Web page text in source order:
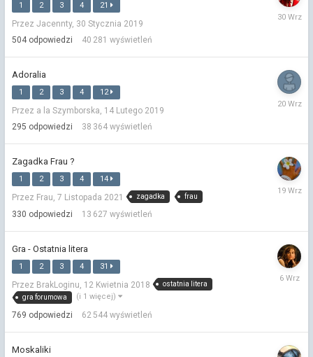
1 2 3 4 21
Przez Jacennty, 30 Stycznia 2019
504 odpowiedzi 40 281 wyświetleń
30
Adoralia
1 2 3 4 12
Przez a la Szymborska, 14 Lutego 2019
295 odpowiedzi 38 364 wyświetleń
20
Zagadka Frau ?
1 2 3 4 14
Przez Frau, 7 Listopada 2021 zagadka frau
330 odpowiedzi 13 627 wyświetleń
19
Gra - Ostatnia litera
1 2 3 4 31
Przez BrakLoginu, 12 Kwietnia 2018
ostatnia litera
gra forumowa
(i 1 więcej)
769 odpowiedzi 62 544 wyświetleń
6
Moskaliki